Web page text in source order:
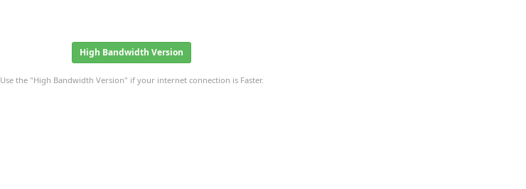
High Bandwidth Version
Use the "High Bandwidth Version" if your internet connection is Faster.